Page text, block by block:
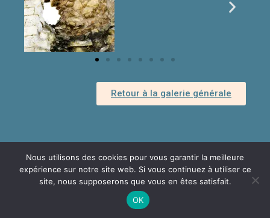
Retour à la galerie générale
Copyright © 2026Association GombervauxPolitique De
Confidentialité|MusicFocus By Catch Themes
Nous utilisons des cookies pour vous garantir la meilleure
expérience sur notre site web. Si vous continuez à utiliser ce
site, nous supposerons que vous en êtes satisfait.
OK